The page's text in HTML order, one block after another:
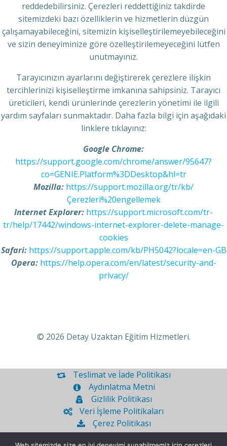
reddedebilirsiniz. Çerezleri reddettiğiniz takdirde
sitemizdeki bazı özelliklerin ve hizmetlerin düzgün
çalışamayabileceğini, sitemizin kişiselleştirilemeyebileceğini
ve sizin deneyiminize göre özelleştirilemeyeceğini lütfen
unutmayınız.
Tarayıcınızın ayarlarını değiştirerek çerezlere ilişkin
tercihlerinizi kişiselleştirme imkanına sahipsiniz. Tarayıcı
üreticileri, kendi ürünlerinde çerezlerin yönetimi ile ilgili
yardım sayfaları sunmaktadır. Daha fazla bilgi için aşağıdaki
linklere tıklayınız:
Google Chrome:
https://support.google.com/chrome/answer/95647?
co=GENIE.Platform%3DDesktop&hl=tr
Mozilla: https://support.mozilla.org/tr/kb/
Çerezleri%20engellemek
Internet Explorer: https://support.microsoft.com/tr-
tr/help/17442/windows-internet-explorer-delete-manage-
cookies
Safari: https://support.apple.com/kb/PH5042?locale=en-GB
Opera: https://help.opera.com/en/latest/security-and-
privacy/
© 2026 Detay Uzaktan Eğitim Hizmetleri.
Teslimat ve İade Politikası
Aydınlatma Metni
Gizlilik Politikası
Veri İşleme Politikaları
Çerez Politikası
Kullanıcı Sözleşmesi